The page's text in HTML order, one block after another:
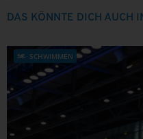
DAS KÖNNTE DICH AUCH
SCHWIMMEN